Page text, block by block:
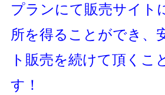
プランにて販売サイト
所を得ることができ、
ト販売を続けて頂くこ
す！